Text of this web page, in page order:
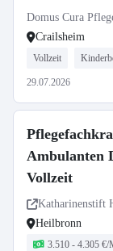
Domus Cura
Crailsheim
Vollzeit
29.07.2026
Ambulanten
Vollzeit
Katharinenstift
Heilbronn
3.510 - 4.305 €/